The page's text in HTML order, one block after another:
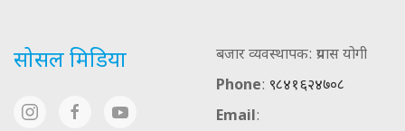
सोसल मिडिया
बजार व्यवस्थापक: प्रयास योगी
Phone: ९८४१६२४७०८
Email: